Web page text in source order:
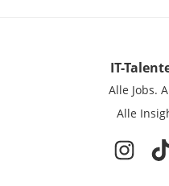
IT-
Alle Jobs.
Alle